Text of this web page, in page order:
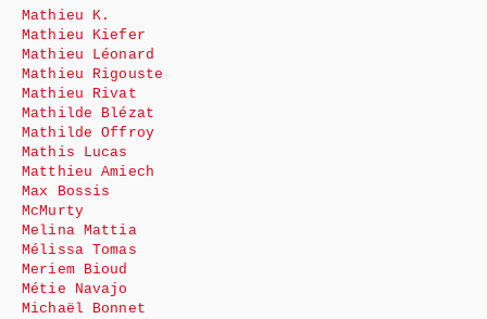
Mathieu K.
Mathieu Kiefer
Mathieu Léonard
Mathieu Rigouste
Mathieu Rivat
Mathilde Blézat
Mathilde Offroy
Mathis Lucas
Matthieu Amiech
Max Bossis
McMurty
Melina Mattia
Mélissa Tomas
Meriem Bioud
Métie Navajo
Michaël Bonnet